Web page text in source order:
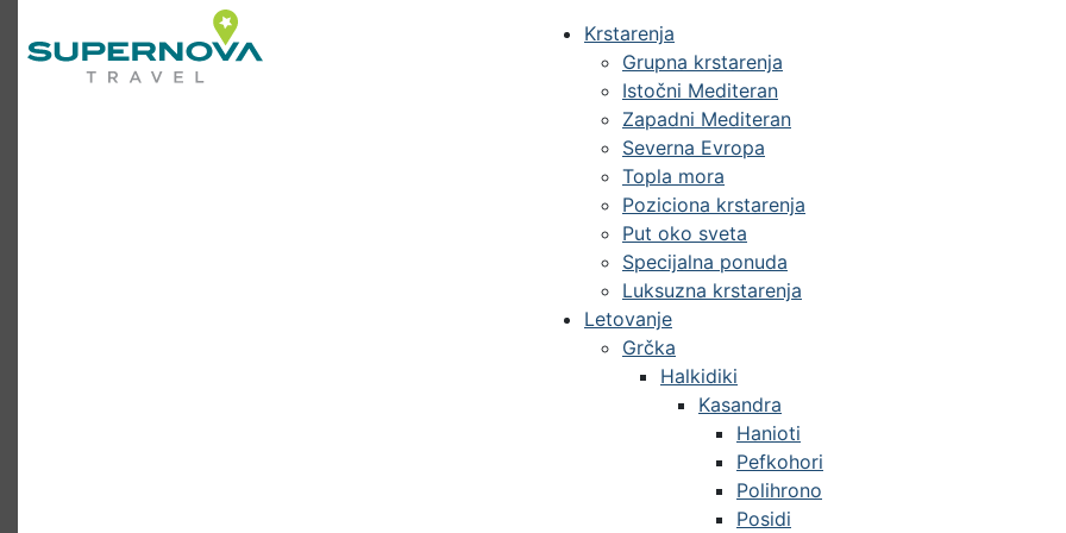
Krstarenja
Grupna krstarenja
Istočni Mediteran
Zapadni Mediteran
Severna Evropa
Topla mora
Poziciona krstarenja
Put oko sveta
Specijalna ponuda
Luksuzna krstarenja
Letovanje
Grčka
Halkidiki
Kasandra
Hanioti
Pefkohori
Polihrono
Posidi